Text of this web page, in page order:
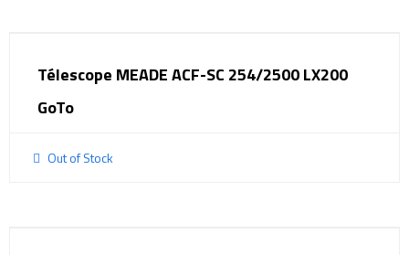
Télescope MEADE ACF-SC 254/2500 LX200
GoTo
Out of Stock